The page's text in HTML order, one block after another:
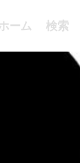
ーム 検索